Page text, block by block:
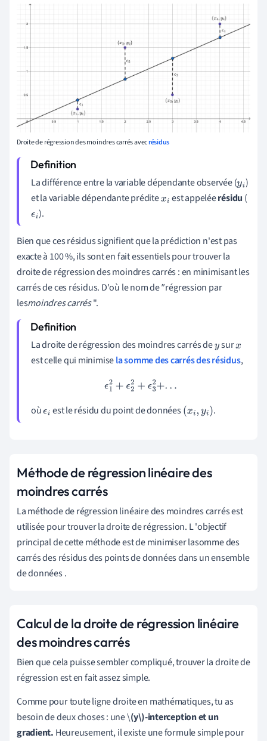
Droite de régression des moindres carrés avecrésidus
La différence entre la variable dépendante observée (yi)
et la variable dépendante préditexi est appeléerésidu (
ϵi).
Bien que ces résidus signifient que la prédiction n'est pas
exacte à 100 %, ils sont en fait essentiels pour trouver la
droite de régression des moindres carrés : en minimisant les
carrés de ces résidus. D'où le nom de"régression par
lesmoindres carrés".
La droite de régression des moindres carrés dey surx
est celle qui minimisela somme des carrés des résidus,
ϵ 12 +ϵ2 2+ ϵ32+.. .
oùϵi est le résidu du point de données(xi,yi) .
Méthode de régression linéaire des
moindres carrés
La méthode de régression linéaire des moindres carrés est
utilisée pour trouver la droite de régression. L'objectif
principal de cette méthode est de minimiser lasommedes
carrés des résidus des points de données dans un ensemble
de données.
Calcul de la droite de régression linéaire
des moindres carrés
Bien que cela puisse sembler compliqué, trouver la droite de
régression est en fait assez simple.
Comme pour toute ligne droite en mathématiques, tu as
besoin de deux choses : une\(y\)-interception et un
gradient. Heureusement, il existe une formule simple pour